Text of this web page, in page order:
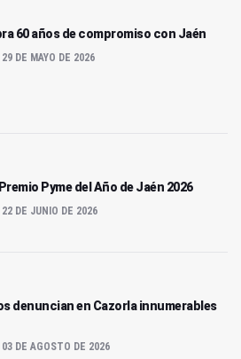
60 años de compromiso con Jaén
DE MAYO DE 2026
Pyme del Año de Jaén 2026
DE JUNIO DE 2026
denuncian en Cazorla innumerables
03 DE AGOSTO DE 2026